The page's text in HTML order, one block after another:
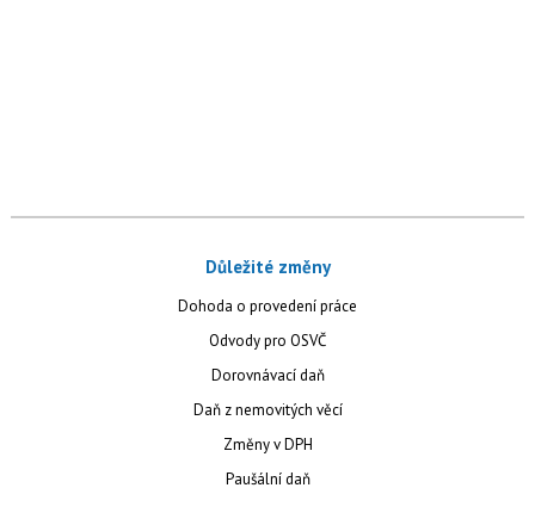
Důležité změny
Dohoda o provedení práce
Odvody pro OSVČ
Dorovnávací daň
Daň z nemovitých věcí
Změny v DPH
Paušální daň